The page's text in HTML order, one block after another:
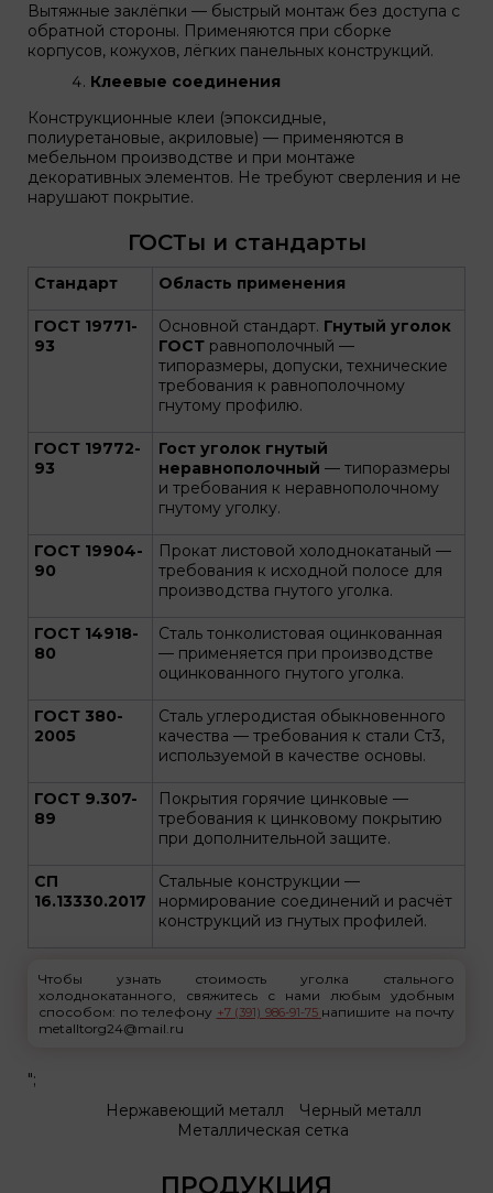
Вытяжные заклёпки — быстрый монтаж без доступа с
обратной стороны. Применяются при сборке
корпусов, кожухов, лёгких панельных конструкций.
Клеевые соединения
Конструкционные клеи (эпоксидные,
полиуретановые, акриловые) — применяются в
мебельном производстве и при монтаже
декоративных элементов. Не требуют сверления и не
нарушают покрытие.
ГОСТы и стандарты
Стандарт Область применения
ГОСТ 19771-
93
Основной стандарт. Гнутый уголок
ГОСТ равнополочный —
типоразмеры, допуски, технические
требования к равнополочному
гнутому профилю.
ГОСТ 19772-
93
Гост уголок гнутый
неравнополочный — типоразмеры
и требования к неравнополочному
гнутому уголку.
ГОСТ 19904-
90
Прокат листовой холоднокатаный —
требования к исходной полосе для
производства гнутого уголка.
ГОСТ 14918-
80
Сталь тонколистовая оцинкованная
— применяется при производстве
оцинкованного гнутого уголка.
ГОСТ 380-
2005
Сталь углеродистая обыкновенного
качества — требования к стали Ст3,
используемой в качестве основы.
ГОСТ 9.307-
89
Покрытия горячие цинковые —
требования к цинковому покрытию
при дополнительной защите.
СП
16.13330.2017
Стальные конструкции —
нормирование соединений и расчёт
конструкций из гнутых профилей.
Чтобы узнать стоимость уголка стального
холоднокатанного, свяжитесь с нами любым удобным
способом: по телефону +7 (391) 986-91-75 напишите на почту
metalltorg24@mail.ru
";
Нержавеющий металл
Черный металл
Металлическая сетка
ПРОДУКЦИЯ